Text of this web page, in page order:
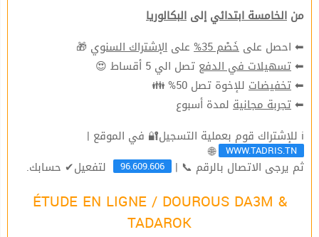
من الخامسة ابتدائي إلى البكالوريا
⬅ احصل على خَصْم 35% على الإشتراك السنوي 🎁
⬅تسهيلات في الدفع تصل الي 5 أقساط 😍
⬅تخفيضات للإخوة تصل 50% 👪
⬅تجربة مجانية لمدة أسبوع
ℹ للإشتراك قوم بعملية التسجيل🔐 في الموقع |
WWW.TADRIS.TN
🌐
ثم يرجى الاتصال بالرقم 📞 | 96.609.606 لتفعيل✔ حسابك.
ÉTUDE EN LIGNE / DOUROUS DA3M &
TADAROK